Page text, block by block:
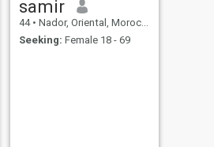
samir
44 • Nador, Oriental, Morocco
Seeking: Female 18 - 69